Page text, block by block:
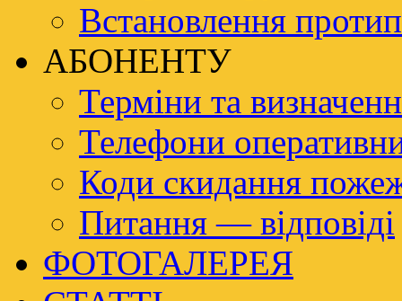
Встановлення
АБОНЕНТУ
Терміни та
Телефони
Коди скидання
Питання — відповіді
ФОТОГАЛЕРЕЯ